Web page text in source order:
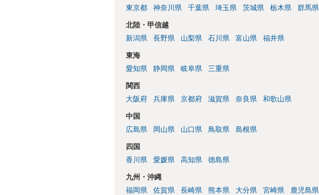
東京都
神奈川県 千葉県 埼玉県 茨城県 栃木県 群馬県
北陸・甲信越
新潟県
長野県 山梨県 石川県 富山県 福井県
東海
愛知県
静岡県 岐阜県 三重県
関西
大阪府
兵庫県 京都府 滋賀県 奈良県 和歌山県
中国
広島県
岡山県 山口県 鳥取県 島根県
四国
香川県
愛媛県 高知県 徳島県
九州・沖縄
福岡県
佐賀県 長崎県 熊本県 大分県 宮崎県 鹿児島県